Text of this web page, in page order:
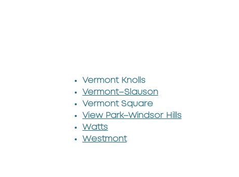
Vermont Knolls
Vermont–Slauson
Vermont Square
View Park–Windsor Hills
Watts
Westmont